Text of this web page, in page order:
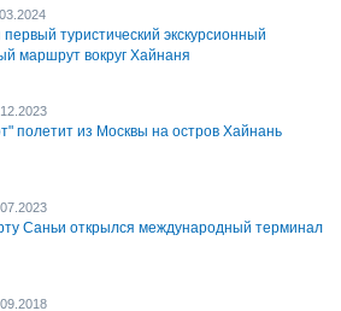
туристический экскурсионный
маршрут вокруг Хайнаня
полетит из Москвы на остров Хайнань
Саньи открылся международный терминал